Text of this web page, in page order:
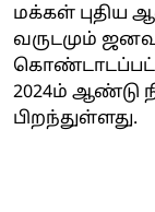
மக்கள்
வருடமும்
2024ம் ஆண்டு
பிறந்துள்ளது.